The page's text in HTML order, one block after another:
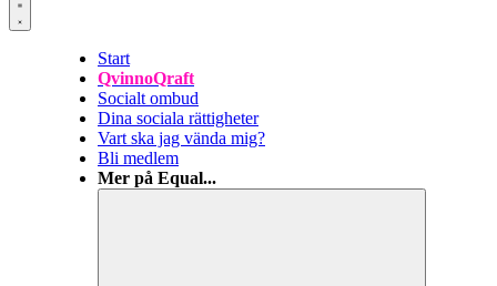
Start
QvinnoQraft
Socialt ombud
Dina sociala rättigheter
Vart ska jag vända mig?
Bli medlem
Mer på Equal...